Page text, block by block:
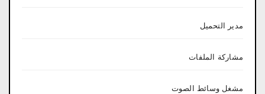
مدير التحميل
مشاركة الملفات
مشغل وسائط الصوت